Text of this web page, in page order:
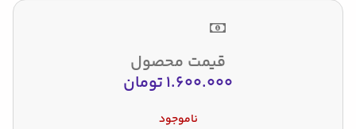
قیمت محصول
1.600.000تومان
ناموجود